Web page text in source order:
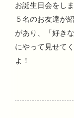
お誕生日会をし
５名のお友達が
があり、「好き
にやって見せて
よ！